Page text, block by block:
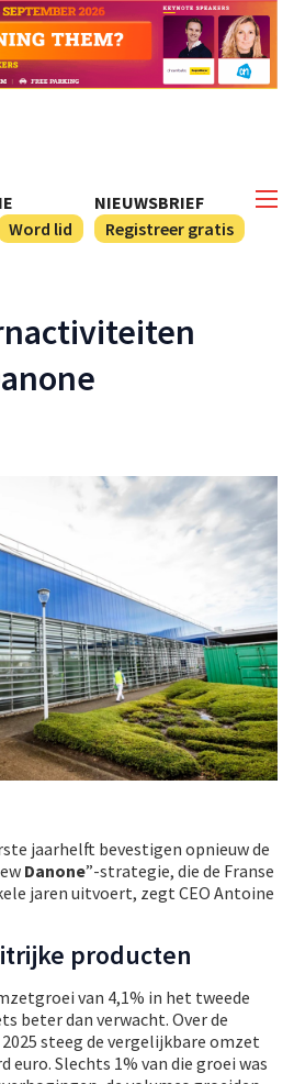
NIEUWSBRIEF
Registreer gratis
Word lid
jaarhelft bevestigen opnieuw de
Danone”-strategie, die de Franse
jaren uitvoert, zegt CEO Antoine
producten
van 4,1% in het tweede
beter dan verwacht. Over de
steeg de vergelijkbare omzet
Slechts 1% van die groei was